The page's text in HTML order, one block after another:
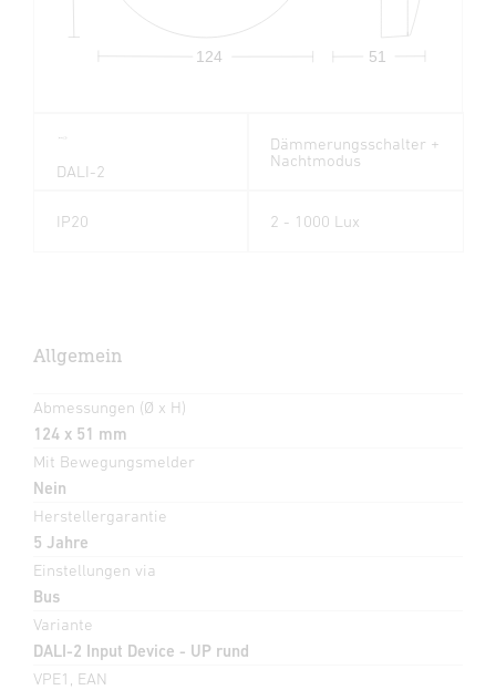
51
124
DALI-2
Dämmerungsschalter +
Nachtmodus
IP20 2 - 1000 Lux
Allgemein
Abmessungen (Ø x H)
124 x 51 mm
Mit Bewegungsmelder
Nein
Herstellergarantie
5 Jahre
Einstellungen via
Bus
Variante
DALI-2 Input Device - UP rund
VPE1, EAN